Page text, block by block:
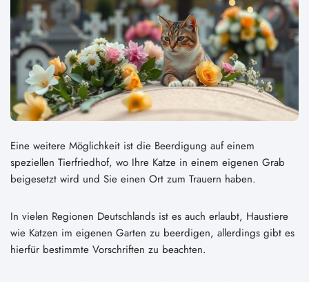
Eine weitere Möglichkeit ist die Beerdigung auf einem
speziellen Tierfriedhof, wo Ihre Katze in einem eigenen Grab
beigesetzt wird und Sie einen Ort zum Trauern haben.
In vielen Regionen Deutschlands ist es auch erlaubt, Haustiere
wie Katzen im eigenen Garten zu beerdigen, allerdings gibt es
hierfür bestimmte Vorschriften zu beachten.